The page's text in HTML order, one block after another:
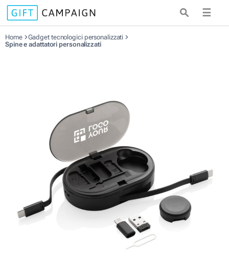
☰
Home
Gadget tecnologici personalizzati
Spine e adattatori personalizzati